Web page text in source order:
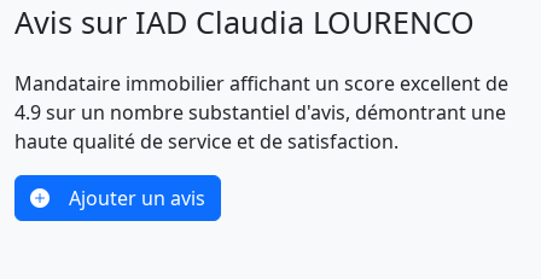
Avis sur IAD Claudia LOURENCO
Mandataire immobilier affichant un score excellent de
4.9 sur un nombre substantiel d'avis, démontrant une
haute qualité de service et de satisfaction.
Ajouter un avis